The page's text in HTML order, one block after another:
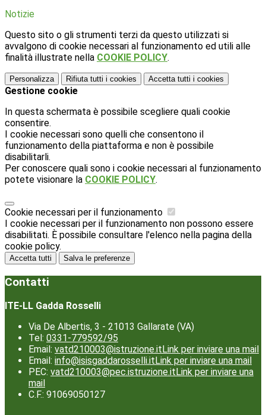
Notizie
Questo sito o gli strumenti terzi da questo utilizzati si
avvalgono di cookie necessari al funzionamento ed utili alle
finalità illustrate nella COOKIE POLICY.
Personalizza Rifiuta tutti i cookies Accetta tutti i cookies
Gestione cookie
In questa schermata è possibile scegliere quali cookie
consentire.
I cookie necessari sono quelli che consentono il
funzionamento della piattaforma e non è possibile
disabilitarli.
Per conoscere quali sono i cookie necessari al funzionamento
potete visionare la COOKIE POLICY.
Cookie necessari per il funzionamento
I cookie necessari per il funzionamento non possono essere
disabilitati. È possibile consultare l'elenco nella pagina della
cookie policy.
Accetta tutti Salva le preferenze
Contatti
ITE-LL Gadda Rosselli
Via De Albertis, 3 - 21013 Gallarate (VA)
Tel: 0331-779592/95
Email: vatd210003@istruzione.itLink per inviare una mail
Email: info@isisgaddarosselli.itLink per inviare una mail
PEC: vatd210003@pec.istruzione.itLink per inviare una
mail
C.F.: 91069050127